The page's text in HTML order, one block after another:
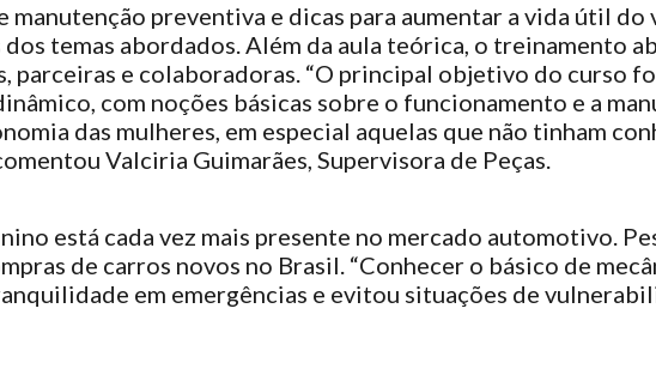
manutenção preventiva e dicas para aumentar a vida útil
temas abordados. Além da aula teórica, o treinamento
parceiras e colaboradoras. “O principal objetivo do curso
com noções básicas sobre o funcionamento e a
das mulheres, em especial aquelas que não tinham
Valciria Guimarães, Supervisora de Peças.
está cada vez mais presente no mercado automotivo.
de carros novos no Brasil. “Conhecer o básico de
em emergências e evitou situações de